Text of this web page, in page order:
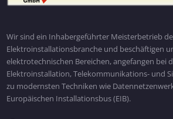
Wir sind ein Inhabergeführter Meisterbetrieb
Elektroinstallationsbranche und beschäftigen
elektrotechnischen Bereichen, angefangen bei
Elektroinstallation, Telekommunikations- und
zu modernsten Techniken wie
Europäischen Installationsbus (EIB).